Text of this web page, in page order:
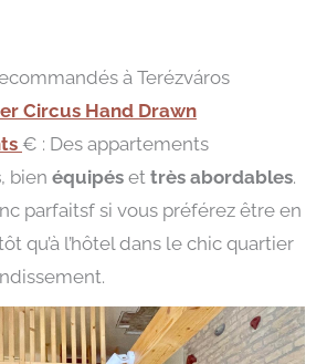
à Terézváros
Circus Hand Drawn
€ : Des appartements
, bien équipés et très abordables.
parfaitsf si vous préférez être en
qu’à l’hôtel dans le chic quartier